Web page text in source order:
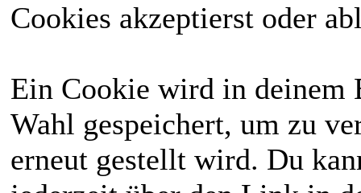
Cookies akzeptierst oder
Ein Cookie wird in deinem
Wahl gespeichert, um zu
erneut gestellt wird. Du